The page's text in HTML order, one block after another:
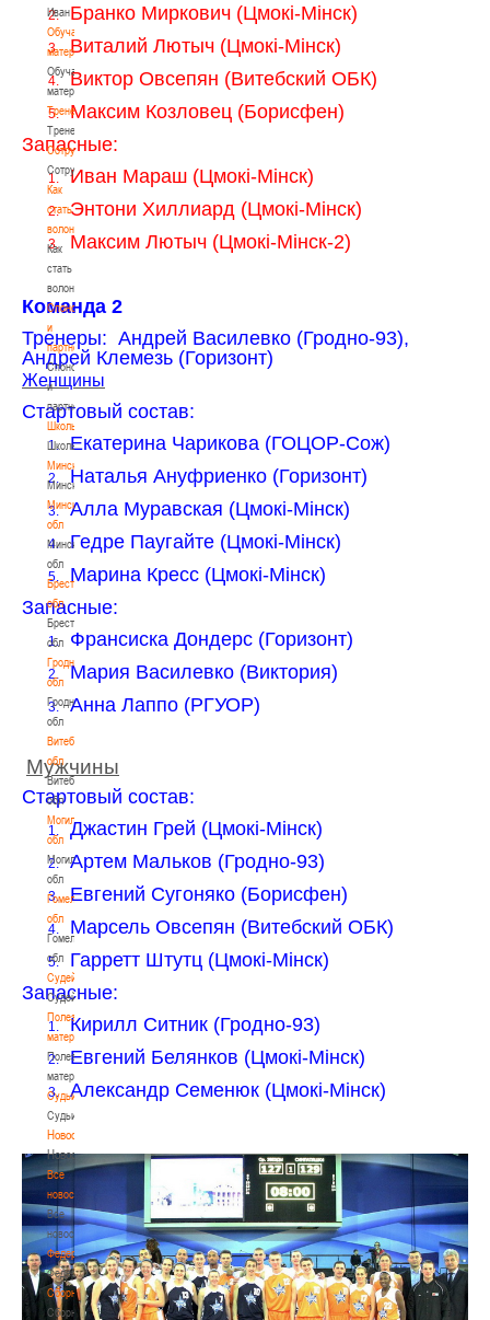
Иван
Обучающие
материалы
Обучающие
материалы
Тренерам
Тренерам
Сотрудничество
Сотрудничество
Как
стать
волонтером
Как
стать
волонтером
Спонсоры
и
партнеры
Спонсоры
и
партнеры
Школы
Школы
Минск
Минск
Минская
обл
Минская
обл
Брестская
обл
Брестская
обл
Гродненская
обл
Гродненская
обл
Витебская
обл
Витебская
обл
Могилевская
обл
Могилевская
обл
Гомельская
обл
Гомельская
обл
Судейство
Судейство
Полезные
материалы
Полезные
материалы
Судьи
Судьи
Новости
Новости
Все
новости
Все
новости
Федерация
Федерация
Сборные
Сборные
2. Бранко Миркович (Цмокi-Мiнск)
3. Виталий Лютыч (Цмокi-Мiнск)
4. Виктор Овсепян (Витебский ОБК)
5.
Максим Козловец (Борисфен)
Запасные:
1. Иван Мараш (Цмокi-Мiнск)
2. Энтони Хиллиард (Цмокi-Мiнск)
3. Максим Лютыч (Цмокi-Мiнск-2)
Команда 2
Тренеры: Андрей Василевко (Гродно-93),
Андрей Клемезь (Горизонт)
Женщины
Стартовый состав:
1. Екатерина Чарикова (ГОЦОР-Сож)
2. Наталья Ануфриенко (Горизонт)
3. Алла Муравская (Цмокi-Мiнск)
4. Гедре Паугайте (Цмокi-Мiнск)
5.
Марина Кресс (Цмокi-Мiнск)
Запасные:
1. Франсиска Дондерс (Горизонт)
2. Мария Василевко (Виктория)
3. Анна Лаппо (РГУОР)
Мужчины
Стартовый состав:
1. Джастин Грей (Цмокi-Мiнск)
2. Артем Мальков (Гродно-93)
3. Евгений Сугоняко (Борисфен)
4. Марсель Овсепян (Витебский ОБК)
5.
Гарретт Штутц (Цмокi-Мiнск)
Запасные:
1. Кирилл Ситник (Гродно-93)
2. Евгений Белянков (Цмокi-Мiнск)
3. Александр Семенюк (Цмокi-Мiнск)